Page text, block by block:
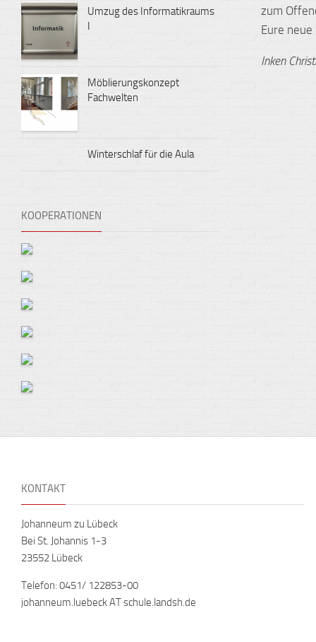
zum
Eure
Inken
Umzug des Informatikraums
I
Möblierungskonzept
Fachwelten
Winterschlaf für die Aula
KOOPERATIONEN
KONTAKT
Johanneum zu Lübeck
Bei St. Johannis 1-3
23552 Lübeck
Telefon: 0451/ 122853-00
johanneum.luebeck AT schule.landsh.de